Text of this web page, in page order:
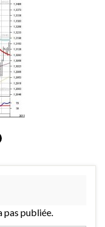
pas publiée.